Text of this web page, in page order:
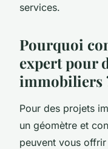
services.
Pourquoi
expert pour
immobiliers
Pour des projets
un géomètre et
peuvent vous